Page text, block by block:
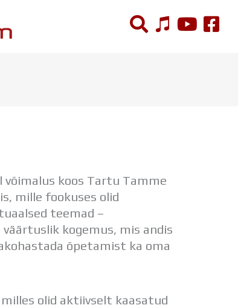
Huviringid
Õpilastööd (UPT)
Distantsõpe
Kodukord
Projektid
võimalus koos Tartu Tamme
mille fookuses olid
teemad –
kogemus, mis andis
õpetamist ka oma
olid aktiivselt kaasatud